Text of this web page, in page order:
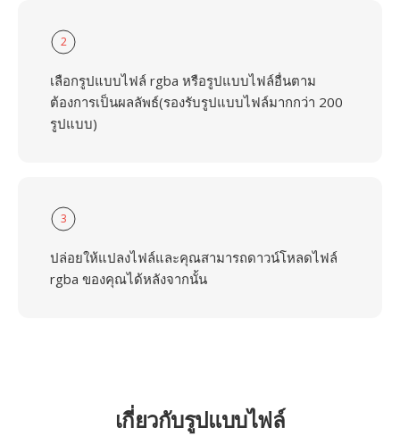
2
เลือกรูปแบบไฟล์ rgba หรือรูปแบบไฟล์อื่นตาม
ต้องการเป็นผลลัพธ์(รองรับรูปแบบไฟล์มากกว่า 200
รูปแบบ)
3
ปล่อยให้แปลงไฟล์และคุณสามารถดาวน์โหลดไฟล์
rgba ของคุณได้หลังจากนั้น
เกี่ยวกับรูปแบบไฟล์